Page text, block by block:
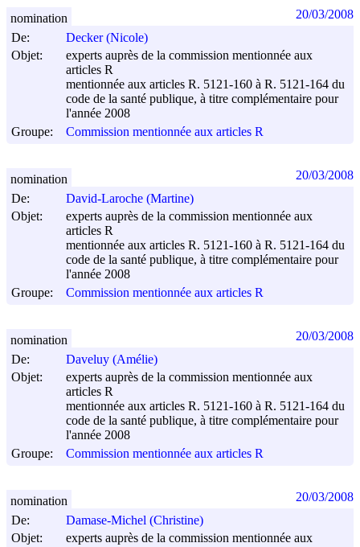
De:
Decker (Nicole)
Objet:
experts auprès de la commission mentionnée aux
articles R
mentionnée aux articles R. 5121-160 à R. 5121-164 du
code de la santé publique, à titre complémentaire pour
l'année 2008
Groupe:
Commission mentionnée aux articles R
nomination 20/03/2008
De:
David-Laroche (Martine)
Objet:
experts auprès de la commission mentionnée aux
articles R
mentionnée aux articles R. 5121-160 à R. 5121-164 du
code de la santé publique, à titre complémentaire pour
l'année 2008
Groupe:
Commission mentionnée aux articles R
nomination 20/03/2008
De:
Daveluy (Amélie)
Objet:
experts auprès de la commission mentionnée aux
articles R
mentionnée aux articles R. 5121-160 à R. 5121-164 du
code de la santé publique, à titre complémentaire pour
l'année 2008
Groupe:
Commission mentionnée aux articles R
nomination 20/03/2008
De:
Damase-Michel (Christine)
Objet:
experts auprès de la commission mentionnée aux
nomination 20/03/2008